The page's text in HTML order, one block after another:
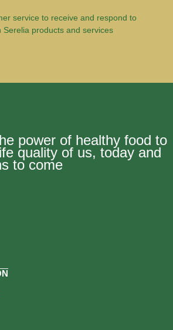
service to receive and respond to
products and services
power of healthy food to
quality of us, today and
to come